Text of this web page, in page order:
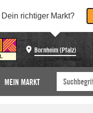
Dein richtiger Markt?
Bornheim (Pfalz)
MEIN MARKT